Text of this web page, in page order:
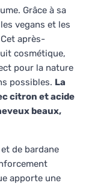
Grâce à sa
vegans et les
après-
cosmétique,
pour la nature
possibles. La
citron et acide
beaux,
de bardane
apporte une